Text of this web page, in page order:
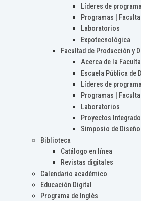
Líderes de programa
Programas |
Laboratorios
Expotecnológica
Facultad de Producción y
Acerca de la
Escuela Pública de
Líderes de programa
Programas |
Laboratorios
Proyectos
Simposio de
Biblioteca
Catálogo en línea
Revistas digitales
Calendario académico
Educación Digital
Programa de Inglés